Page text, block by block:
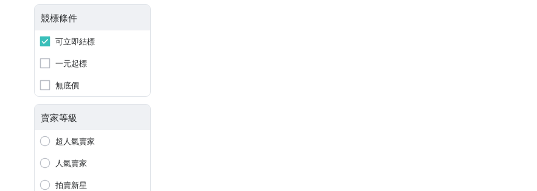
競標條件
可立即結標
一元起標
無底價
賣家等級
超人氣賣家
人氣賣家
拍賣新星